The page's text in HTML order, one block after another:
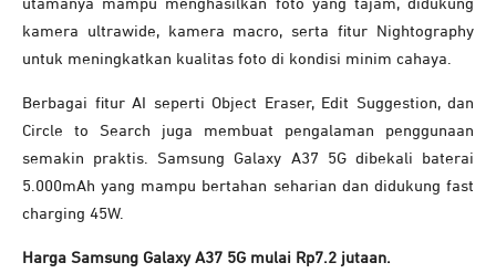
utamanya mampu menghasilkan foto yang tajam, didukung
kamera ultrawide, kamera macro, serta fitur Nightography
untuk meningkatkan kualitas foto di kondisi minim cahaya.
Berbagai fitur AI seperti Object Eraser, Edit Suggestion, dan
Circle to Search juga membuat pengalaman penggunaan
semakin praktis. Samsung Galaxy A37 5G dibekali baterai
5.000mAh yang mampu bertahan seharian dan didukung fast
charging 45W.
Harga Samsung Galaxy A37 5G mulai Rp7.2 jutaan.